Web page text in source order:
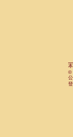
©